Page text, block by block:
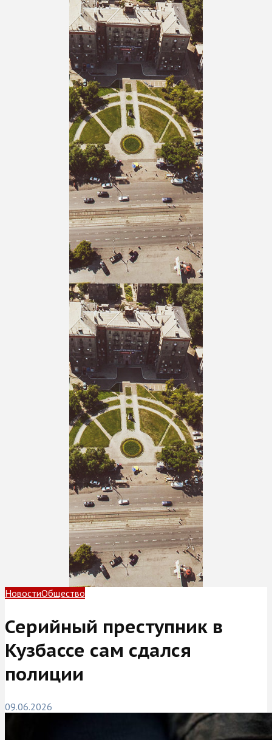
НовостиОбщество
Серийный преступник в
Кузбассе сам сдался
полиции
09.06.2026